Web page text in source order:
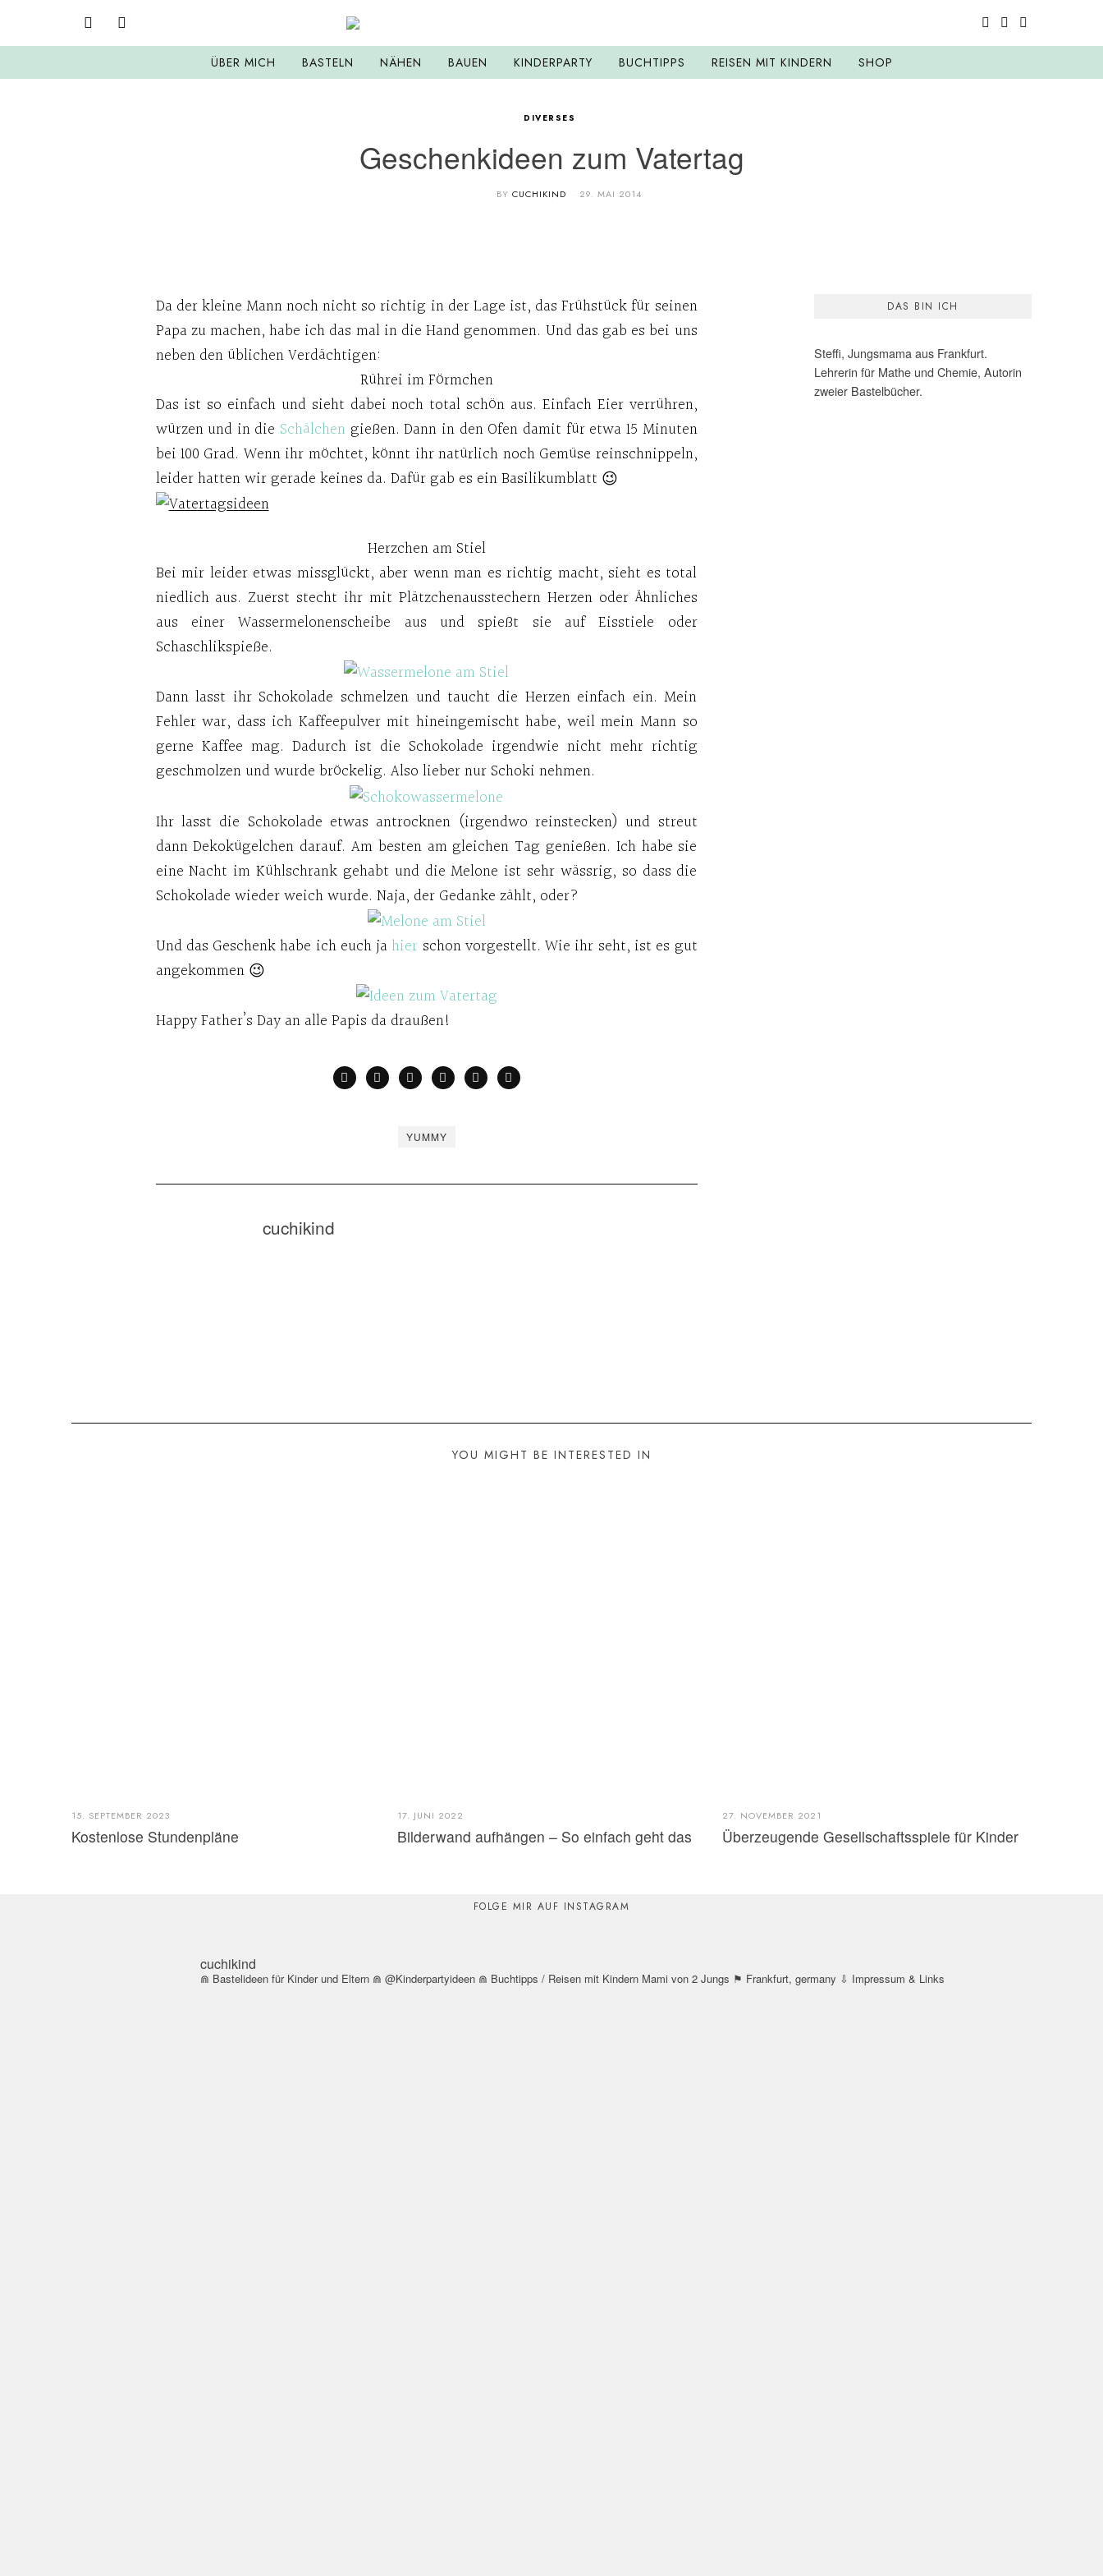
ÜBER MICH BASTELN NÄHEN BAUEN KINDERPARTY BUCHTIPPS REISEN MIT KINDERN SHOP
DIVERSES
Geschenkideen zum Vatertag
BY CUCHIKIND 29. MAI 2014
Da der kleine Mann noch nicht so richtig in der Lage ist, das Frühstück für seinen
Papa zu machen, habe ich das mal in die Hand genommen. Und das gab es bei uns
neben den üblichen Verdächtigen:
Rührei im Förmchen
Das ist so einfach und sieht dabei noch total schön aus. Einfach Eier verrühren,
würzen und in die Schälchen gießen. Dann in den Ofen damit für etwa 15 Minuten
bei 100 Grad. Wenn ihr möchtet, könnt ihr natürlich noch Gemüse reinschnippeln,
leider hatten wir gerade keines da. Dafür gab es ein Basilikumblatt 😉
Herzchen am Stiel
Bei mir leider etwas missglückt, aber wenn man es richtig macht, sieht es total
niedlich aus. Zuerst stecht ihr mit Plätzchenausstechern Herzen oder Ähnliches
aus einer Wassermelonenscheibe aus und spießt sie auf Eisstiele oder
Schaschlikspieße.
Dann lasst ihr Schokolade schmelzen und taucht die Herzen einfach ein. Mein
Fehler war, dass ich Kaffeepulver mit hineingemischt habe, weil mein Mann so
gerne Kaffee mag. Dadurch ist die Schokolade irgendwie nicht mehr richtig
geschmolzen und wurde bröckelig. Also lieber nur Schoki nehmen.
Ihr lasst die Schokolade etwas antrocknen (irgendwo reinstecken) und streut
dann Dekokügelchen darauf. Am besten am gleichen Tag genießen. Ich habe sie
eine Nacht im Kühlschrank gehabt und die Melone ist sehr wässrig, so dass die
Schokolade wieder weich wurde. Naja, der Gedanke zählt, oder?
Und das Geschenk habe ich euch ja hier schon vorgestellt. Wie ihr seht, ist es gut
angekommen 😉
Happy Father’s Day an alle Papis da draußen!
YUMMY
cuchikind
DAS BIN ICH
Steffi, Jungsmama aus Frankfurt.
Lehrerin für Mathe und Chemie, Autorin
zweier Bastelbücher.
YOU MIGHT BE INTERESTED IN
15. SEPTEMBER 2023
Kostenlose Stundenpläne
17. JUNI 2022
Bilderwand aufhängen – So einfach geht das
27. NOVEMBER 2021
Überzeugende Gesellschaftsspiele für Kinder
FOLGE MIR AUF INSTAGRAM
cuchikind
⋒ Bastelideen für Kinder und Eltern⋒ @Kinderpartyideen⋒ Buchtipps / Reisen mit KindernMami von 2 Jungs ⚑ Frankfurt, germany ⇩ Impressum & Links